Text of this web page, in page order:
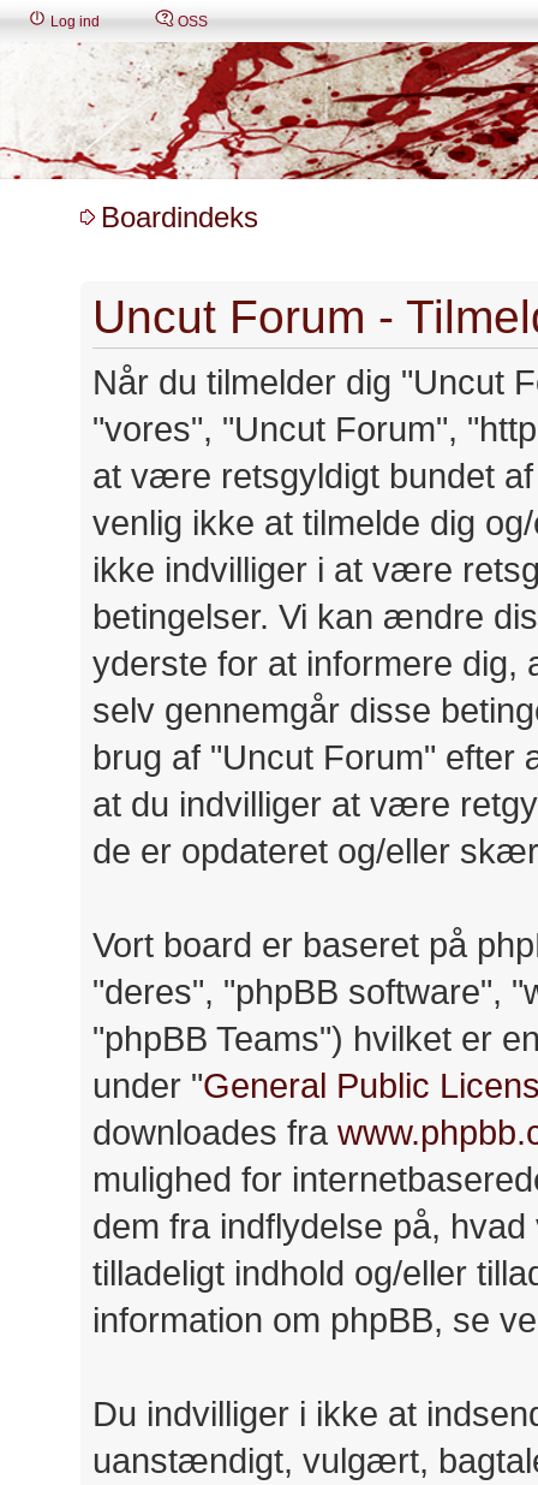
Log ind OSS
Boardindeks
Uncut Forum -
Når du tilmelder dig "Uncut
"vores", "Uncut Forum",
at være retsgyldigt bundet
venlig ikke at tilmelde dig
ikke indvilliger i at være
betingelser. Vi kan ændre
yderste for at informere
selv gennemgår disse
brug af "Uncut Forum" efter
at du indvilliger at være
de er opdateret og/eller
Vort board er baseret på
"deres", "phpBB software",
"phpBB Teams") hvilket er
under "General Public
downloades fra
mulighed for
dem fra indflydelse på,
tilladeligt indhold og/eller
information om phpBB, se
Du indvilliger i ikke at
uanstændigt, vulgært,